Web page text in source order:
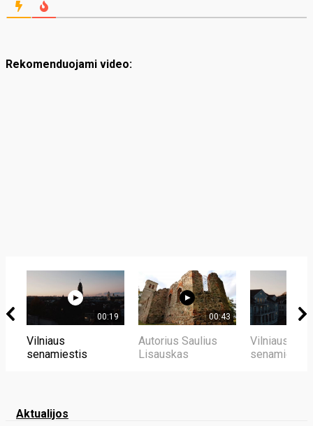
Rekomenduojami video:
00:19
Vilniaus
senamiestis
00:43
Autorius Saulius
Lisauskas
Vilniaus
senamiestis
Aktualijos